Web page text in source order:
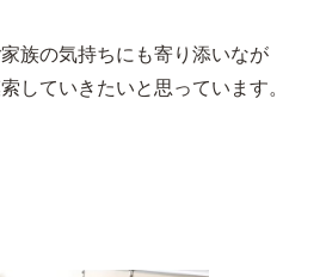
族の気持ちにも寄り添いなが
していきたいと思っています。